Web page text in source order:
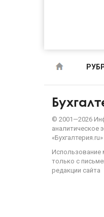
© 2001—2026
аналитическое
«Бухгалтерия.ru»
только с
редакции сайта